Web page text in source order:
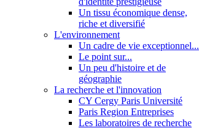
Un tissu économique dense,
riche et diversifié
L'environnement
Un cadre de vie exceptionnel...
Le point sur...
Un peu d'histoire et de
géographie
La recherche et l'innovation
CY Cergy Paris Université
Paris Region Entreprises
Les laboratoires de recherche